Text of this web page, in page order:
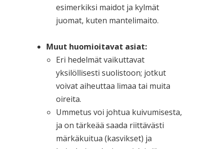
esimerkiksi maidot ja kylmät
juomat, kuten mantelimaito.
Muut huomioitavat asiat:
Eri hedelmät vaikuttavat
yksilöllisesti suolistoon; jotkut
voivat aiheuttaa limaa tai muita
oireita.
Ummetus voi johtua kuivumisesta,
ja on tärkeää saada riittävästi
märkäkuitua (kasvikset) ja